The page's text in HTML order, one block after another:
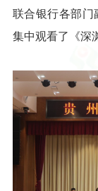
联合银行各部门
集中观看了《深